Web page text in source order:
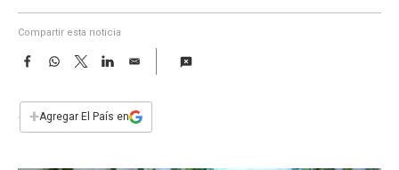
Compartir esta noticia
F
e
b
W
s
T
w
t
L
E
i
l
+Agregar El País en